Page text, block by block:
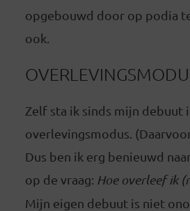
opgebouwd door op podia
ook.
Zelf sta ik sinds mijn debuut
overlevingsmodus.
Dus ben ik erg benieuwd
op de vraag: Hoe overleef ik
Mijn eigen debuut is niet